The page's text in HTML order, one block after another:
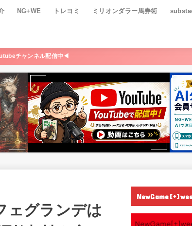
NG+WE トレヨミ ミリオンダラー馬券術
チャンネル配信中◀
ェグランデは